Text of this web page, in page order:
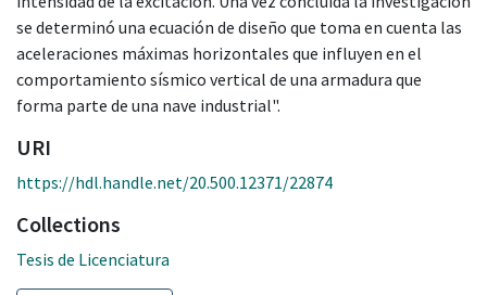
se determinó una ecuación de diseño que toma en cuenta las
aceleraciones máximas horizontales que influyen en el
comportamiento sísmico vertical de una armadura que
forma parte de una nave industrial".
URI
https://hdl.handle.net/20.500.12371/22874
Collections
Tesis de Licenciatura